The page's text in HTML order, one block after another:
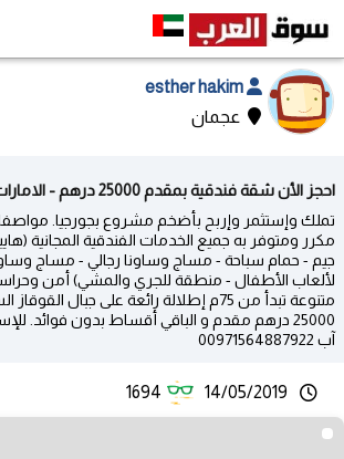
عجمان
احجز الأن شقة فندقية بمقدم 25000 درهم - الامارات | عجمان
جيم - حمام سباحة - مساج وساونا رجالي - مساج
متنوعة تبدأ من 75م إطلالة رائعة على جبال
25000 درهم مقدم و الباقي أقساط بدون فوائد.
آب 00971564887922
14/05/2019
1694